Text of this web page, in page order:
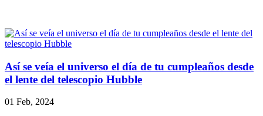
Así se veía el universo el día de tu cumpleaños desde
el lente del telescopio Hubble
01 Feb, 2024